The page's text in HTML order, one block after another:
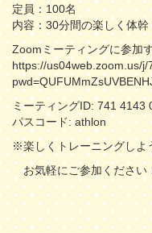
定員：100名
内容：30分間の楽しく体
Zoomミーティングに参加
https://us04web.zoom.us/
ミーティングID: 741 4143
パスコード: athlon
※楽しくトレーニングしよ
お気軽にご参加ください